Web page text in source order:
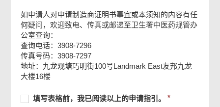
如申请人对申请制造商证明书事宜或本须知的内容有任
何疑问，欢迎致电、传真或邮递至卫生署中医药规管办
公室查询：
查询电话：3908-7296
传真号码：3908-7297
地址：九龙观塘巧明街100号Landmark East友邦九龙
大楼16楼
填
必
填写表格前，我已阅读以上的申请指引。
必